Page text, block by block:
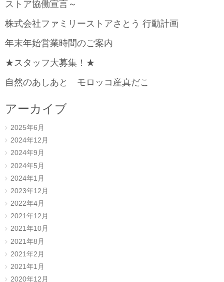
ストア協働宣言～
株式会社ファミリーストアさとう 行動計画
年末年始営業時間のご案内
★スタッフ大募集！★
自然のあしあと モロッコ産真だこ
アーカイブ
2025年6月
2024年12月
2024年9月
2024年5月
2024年1月
2023年12月
2022年4月
2021年12月
2021年10月
2021年8月
2021年2月
2021年1月
2020年12月